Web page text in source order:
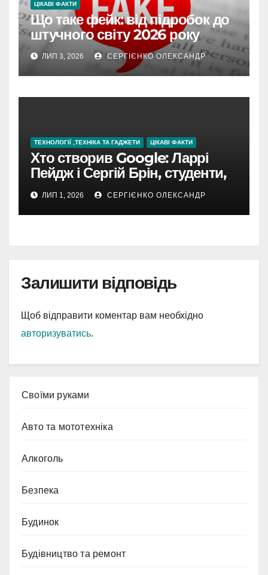
ЦІКАВІ ФАКТИ
Що таке фейк: від підробок до
штучного світу 2026 року
ЛИП 3, 2026 СЕРГІЄНКО ОЛЕКСАНДР
ТЕХНОЛОГІЇ ,ТЕХНІКА ТА ГАДЖЕТИ ЦІКАВІ ФАКТИ
Хто створив Google: Ларрі
Пейдж і Сергій Брін, студенти,
чия ідея підкорила інтернет
ЛИП 1, 2026 СЕРГІЄНКО ОЛЕКСАНДР
Залишити відповідь
Щоб відправити коментар вам необхідно
авторизуватись.
Cвоїми руками
Авто та мототехніка
Алкоголь
Безпека
Будинок
Будівництво та ремонт